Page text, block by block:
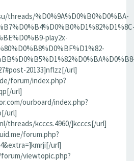
threads/%D0%9A%D0%B0%D0%BA-
play2x-
20133]nflzz[/url]
forum/index.php?
url]
ourboard/index.php?
url]
threads/kcccs.4960/]kcccs[/url]
forum.php?
url]
viewtopic.php?